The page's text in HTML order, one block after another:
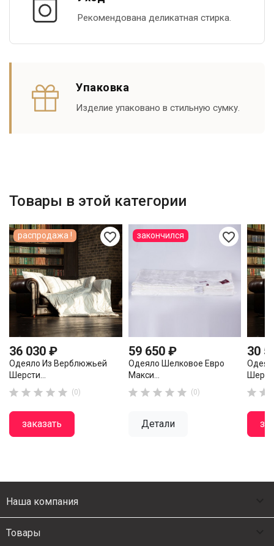
Рекомендована деликатная стирка.
Упаковка
Изделие упаковано в стильную сумку.
Товары в этой категории
favorite_border
36 030 ₽
Одеяло Из Верблюжьей
Шерсти...
     (0)
заказать
распродажа ! favorite_border
59 650 ₽
Одеяло Шелковое Евро
Макси...
     (0)
Детали
закончился
30
 
Наша компания
Товары